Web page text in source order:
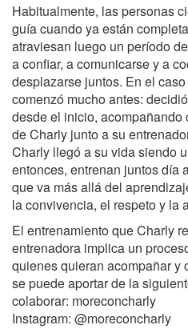
Habitualmente, las personas
guía cuando ya están
atraviesan luego un período
a confiar, a comunicarse y a
desplazarse juntos. En el
comenzó mucho antes:
desde el inicio,
de Charly junto a su
Charly llegó a su vida siendo
entonces, entrenan juntos día
que va más allá del
la convivencia, el respeto y la
El entrenamiento que Charly
entrenadora implica un
quienes quieran acompañar y
se puede aportar de la
colaborar: moreconcharly
Instagram: @moreconcharly